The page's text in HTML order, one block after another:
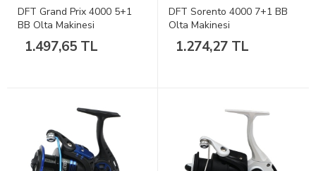
DFT Grand Prix 4000 5+1
BB Olta Makinesi
1.497,65 TL
DFT Sorento 4000 7+1 BB
Olta Makinesi
1.274,27 TL